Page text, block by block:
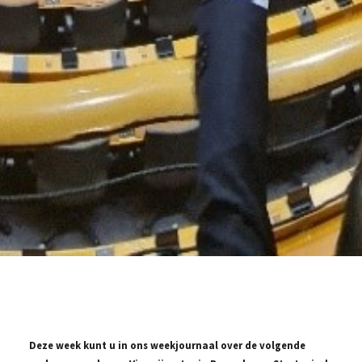
Deze week kunt u in ons weekjournaal over de volgende